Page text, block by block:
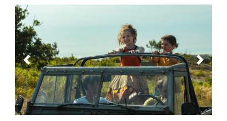
Previous Next